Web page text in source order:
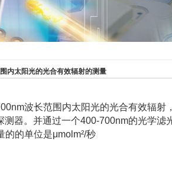
内太阳光的光合有效辐射的测量
波长范围内太阳光的光合有效辐射
器。并通过一个400-700nm的光学滤
的单位是μmolm²/秒